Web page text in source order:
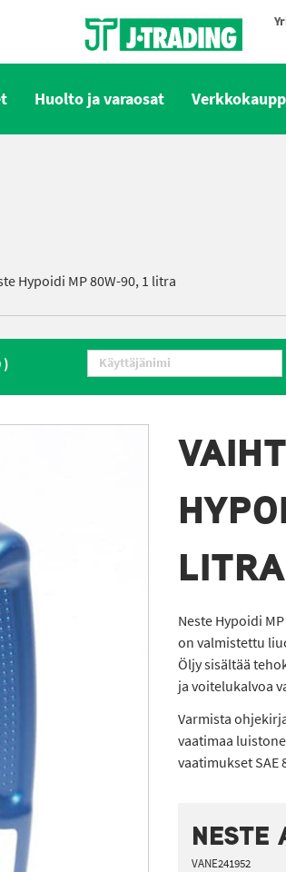
Huolto ja varaosat
Hypoidi MP 80W-90, 1 litra
)
LITRA
Neste Hypoidi
on valmistettu
Öljy sisältää
ja voitelukalvoa
Varmista
vaatimaa
vaatimukset SAE
VANE241952